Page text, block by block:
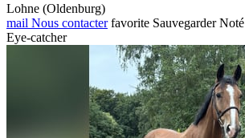
Lohne (Oldenburg)
mail Nous contacter favorite Sauvegarder Noté
Eye-catcher